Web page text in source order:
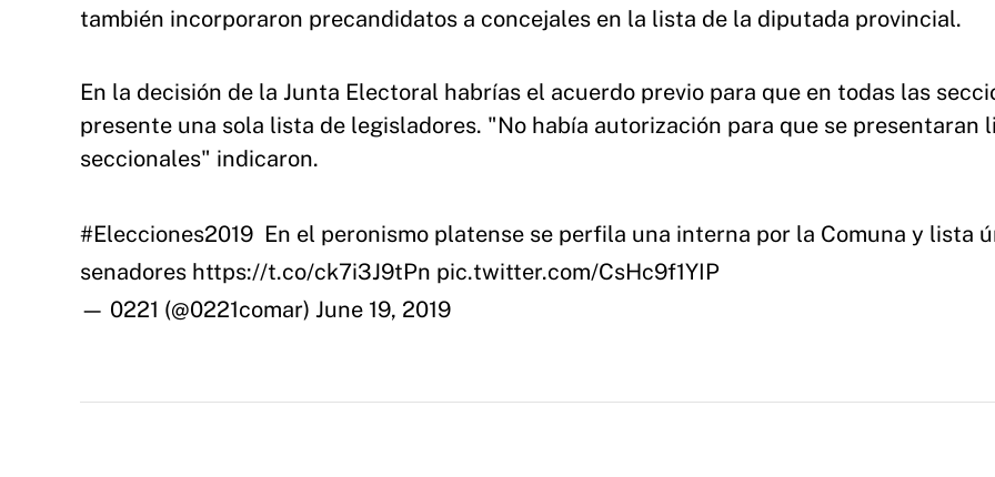
también incorporaron precandidatos a concejales en la lista de la diputada provincial.
En la decisión de la Junta Electoral habrías el acuerdo previo para que en todas las
presente una sola lista de legisladores. "No había autorización para que se presentaran
seccionales" indicaron.
#Elecciones2019
En el peronismo platense se perfila una interna por la Comuna y lista
senadores https://t.co/ck7i3J9tPn pic.twitter.com/CsHc9f1YIP
— 0221 (@0221comar) June 19, 2019